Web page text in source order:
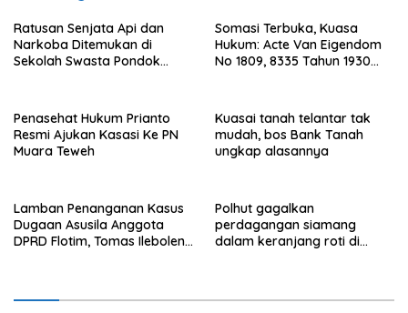
Ratusan Senjata Api dan
Narkoba Ditemukan di
Sekolah Swasta Pondok
Somasi Terbuka, Kuasa
Hukum: Acte Van Eigendom
No 1809, 8335 Tahun 1930
Saamah
Penasehat Hukum Prianto
Resmi Ajukan Kasasi Ke PN
Muara Teweh
Kuasai tanah telantar tak
mudah, bos Bank Tanah
ungkap alasannya
Lamban Penanganan Kasus
Dugaan Asusila Anggota
DPRD Flotim, Tomas Ileboleng
Polhut gagalkan
perdagangan siamang
dalam keranjang roti di